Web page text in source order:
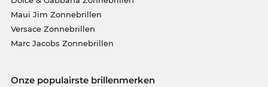
Maui Jim Zonnebrillen
Versace Zonnebrillen
Marc Jacobs Zonnebrillen
Onze populairste brillenmerken